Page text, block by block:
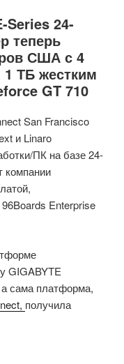
Series 24-
теперь
США с 4
1 ТБ жестким
GT 710
San Francisco
и Linaro
ПК на базе 24-
компании
Enterprise
GIGABYTE
а сама платформа,
получила